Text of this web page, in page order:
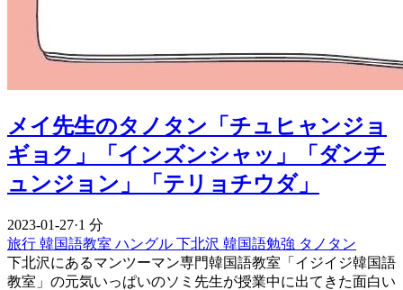
メイ先生のタノタン「チュヒャンジョ
ギョク」「インズンシャッ」「ダンチ
ュンジョン」「テリョチウダ」
2023-01-27·1 分
旅行 韓国語教室 ハングル 下北沢 韓国語勉強 タノタン
下北沢にあるマンツーマン専門韓国語教室「イジイジ韓国語
教室」の元気いっぱいのソミ先生が授業中に出てきた面白い